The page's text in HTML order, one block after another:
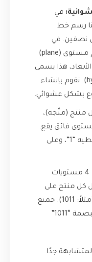
في
رسم خط
نصفين. في
الفضاء ثلاثي الأبعاد، نرسم مستوى (plane)
هذا يسمى
“مستوى فائق” (hyperplane). نقوم بإنشاء
بشكل عشوائي.
منتج (متّجه)،
فائق يقع.
إذا كان على جانب معين نعطيه “1”، وعلى
إذا استخدمنا 4 مستويات
كل منتج على
بصمة مكونة من 4 أرقام (مثلاً: 1011). جميع
المنتجات التي لها نفس البصمة “1011”
جدًا